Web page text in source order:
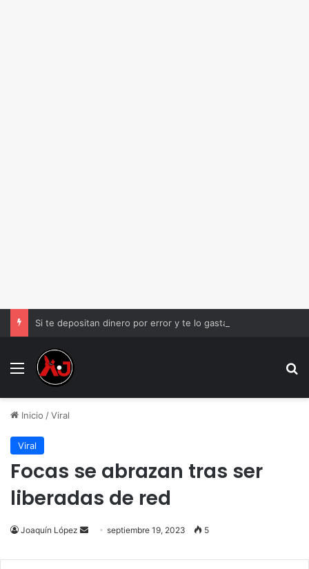
Menu
Inicio /Viral
Viral
Focas se abrazan tras ser
liberadas de red
Joaquín López
Send
email
septiembre 19, 2023 5